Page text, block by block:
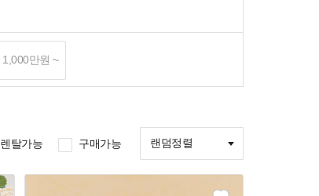
1,000만원 ~
렌탈가능 구매가능 랜덤정렬